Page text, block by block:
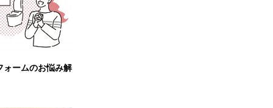
ォームのお悩み解